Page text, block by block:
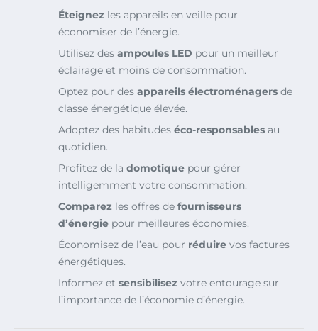
Éteignez les appareils en veille pour
économiser de l’énergie.
Utilisez des ampoules LED pour un meilleur
éclairage et moins de consommation.
Optez pour des appareils électroménagers de
classe énergétique élevée.
Adoptez des habitudes éco-responsables au
quotidien.
Profitez de la domotique pour gérer
intelligemment votre consommation.
Comparez les offres de fournisseurs
d’énergie pour meilleures économies.
Économisez de l’eau pour réduire vos factures
énergétiques.
Informez et sensibilisez votre entourage sur
l’importance de l’économie d’énergie.